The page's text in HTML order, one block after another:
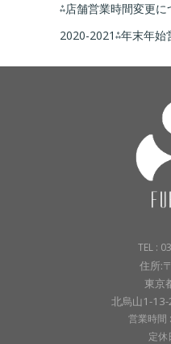
⁂店舗営業時間変更
2020-2021⁂年末年始
TEL :
住所:
東京
北烏山1-
営業時間
定休